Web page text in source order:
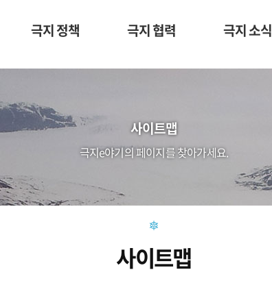
극지 정책 극지 협력 극지 소식
사이트맵
극지e야기의 페이지를 찾아가세요.
사이트맵